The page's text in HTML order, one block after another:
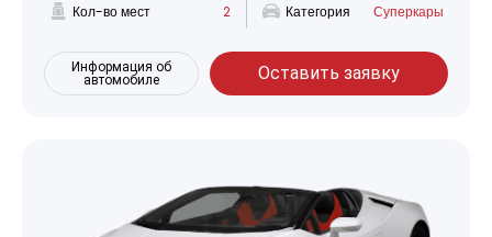
Кол-во мест 2 Категория Суперкары
Информация об
автомобиле
Оставить заявку